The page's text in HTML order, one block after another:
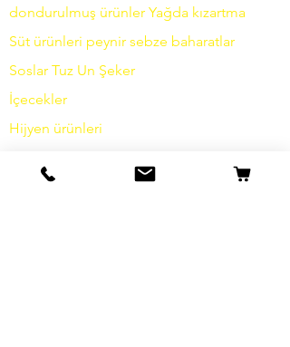
dondurulmuş ürünler Yağda kızartma
Süt ürünleri peynir sebze baharatlar
Soslar Tuz Un Şeker
İçecekler
Hijyen ürünleri